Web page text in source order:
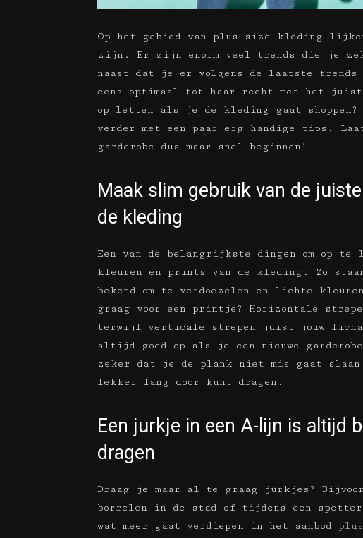
Op het gebied van plus size kleding
zijn. Er zijn enorm veel trends die je
naast dat je er volgens de laatste
eens optimaal tot haar recht met het
op letten als je de kleding gaat
verder met een paar erg handige tips. Laat
garderobe dus maar snel beginnen!
Maak slim gebruik van de
de kleding
Een van de belangrijkste dingen om op
kleuren en prints van de kleding. Zo
bekend om te verdoezelen en lichte
graag voor een printje? Horizontale
terwijl verticale strepen juist jouw
altijd goed op als je een nieuwe
zeker dat je de plank niet mis gaat
lekker lang door kunt dragen.
Een jurkje in een A-lijn is altijd
dragen
Draag je maar al te graag jurkjes?
borrelen in de stad of tijdens een
wat meer gaat verdiepen in het aanbod